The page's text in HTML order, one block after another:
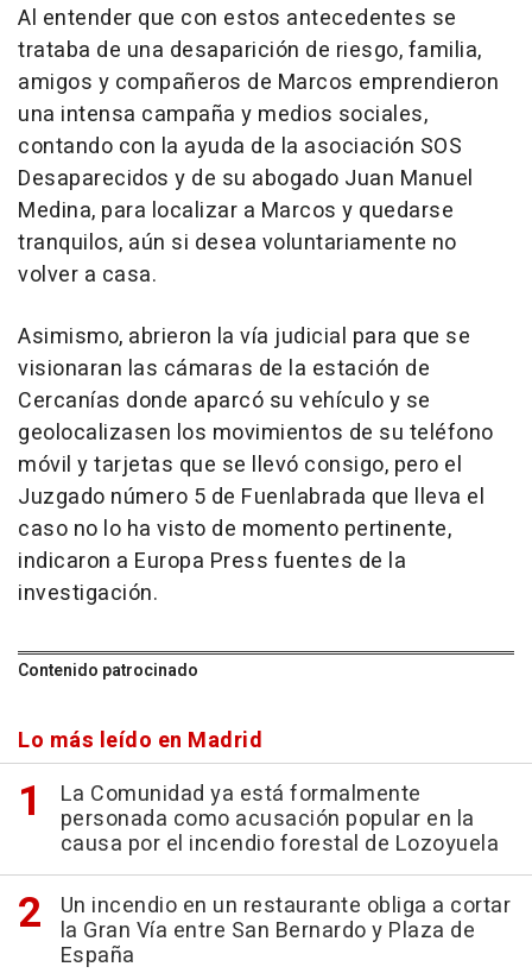
Al entender que con estos antecedentes se
trataba de una desaparición de riesgo, familia,
amigos y compañeros de Marcos emprendieron
una intensa campaña y medios sociales,
contando con la ayuda de la asociación SOS
Desaparecidos y de su abogado Juan Manuel
Medina, para localizar a Marcos y quedarse
tranquilos, aún si desea voluntariamente no
volver a casa.
Asimismo, abrieron la vía judicial para que se
visionaran las cámaras de la estación de
Cercanías donde aparcó su vehículo y se
geolocalizasen los movimientos de su teléfono
móvil y tarjetas que se llevó consigo, pero el
Juzgado número 5 de Fuenlabrada que lleva el
caso no lo ha visto de momento pertinente,
indicaron a Europa Press fuentes de la
investigación.
Contenido patrocinado
Lo más leído en Madrid
La Comunidad ya está formalmente
personada como acusación popular en la
causa por el incendio forestal de Lozoyuela
Un incendio en un restaurante obliga a cortar
la Gran Vía entre San Bernardo y Plaza de
España